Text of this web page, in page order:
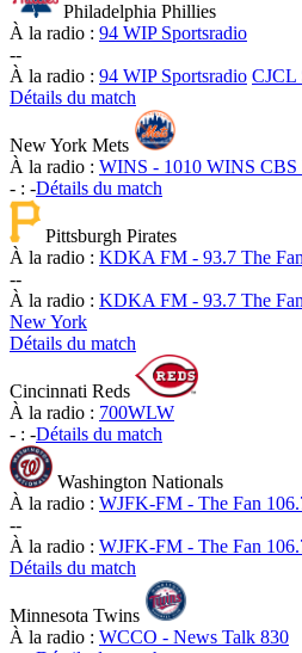
Philadelphia Phillies
À la radio : 94 WIP Sportsradio
--
À la radio : 94 WIP Sportsradio CJCL
Détails du match
New York Mets
À la radio : WINS - 1010 WINS CBS
- : -Détails du match
Pittsburgh Pirates
À la radio : KDKA FM - 93.7 The Fan
--
À la radio : KDKA FM - 93.7 The Fan
New York
Détails du match
Cincinnati Reds
À la radio : 700WLW
- : -Détails du match
Washington Nationals
À la radio : WJFK-FM - The Fan
--
À la radio : WJFK-FM - The Fan
Détails du match
Minnesota Twins
À la radio : WCCO - News Talk 830